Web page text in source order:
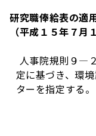
研究職俸給表の適
（平成１５年７
人事院規則９―
定に基づき、環
ターを指定する。